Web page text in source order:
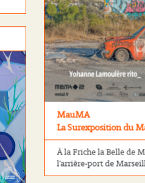
MauMA
La Surexposition du
À la Friche la Belle de
l’arrière-port de